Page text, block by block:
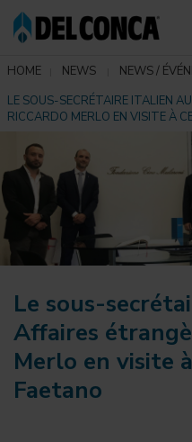
HOME NEWS
NEWS /
LE SOUS-SECRÉTAIRE ITALIEN
RICCARDO MERLO EN VISITE À
Le sous-
Affaires
Merlo en visite
Faetano